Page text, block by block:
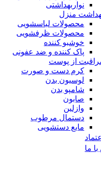
نواربهداشتی
منزل
محصولات لباسشویی
محصولات ظرفشویی
خوشبو کننده
پاک کننده و ضد عفونی
از پوست
کرم دست و صورت
لوسیون بدن
شامپو بدن
صابون
وازلین
دستمال مرطوب
مایع دستشویی
ما